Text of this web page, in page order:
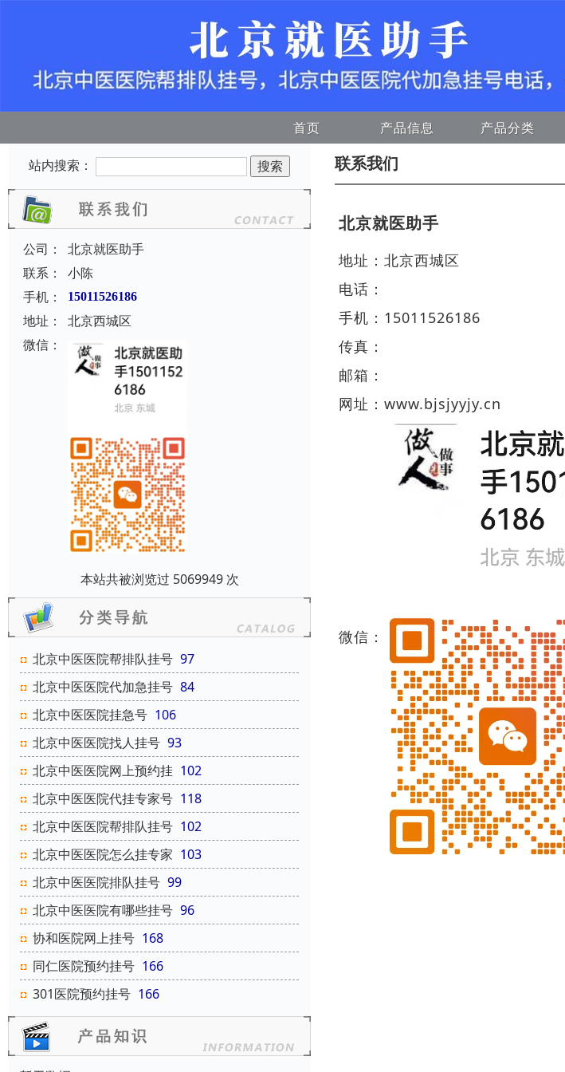
首页 产品信息 产品分类
站内搜索：
公司：
北京就医助手
联系：
小陈
手机：
15011526186
地址：
北京西城区
微信：
本站共被浏览过 5069949 次
北京中医医院帮排队挂号 97
北京中医医院代加急挂号 84
北京中医医院挂急号 106
北京中医医院找人挂号 93
北京中医医院网上预约挂 102
北京中医医院代挂专家号 118
北京中医医院帮排队挂号 102
北京中医医院怎么挂专家 103
北京中医医院排队挂号 99
北京中医医院有哪些挂号 96
协和医院网上挂号 168
同仁医院预约挂号 166
301医院预约挂号 166
联系我们
北京就医助手
地址：北京西城区
电话：
手机：15011526186
传真：
邮箱：
网址： www.bjsjyyjy.cn
微信：